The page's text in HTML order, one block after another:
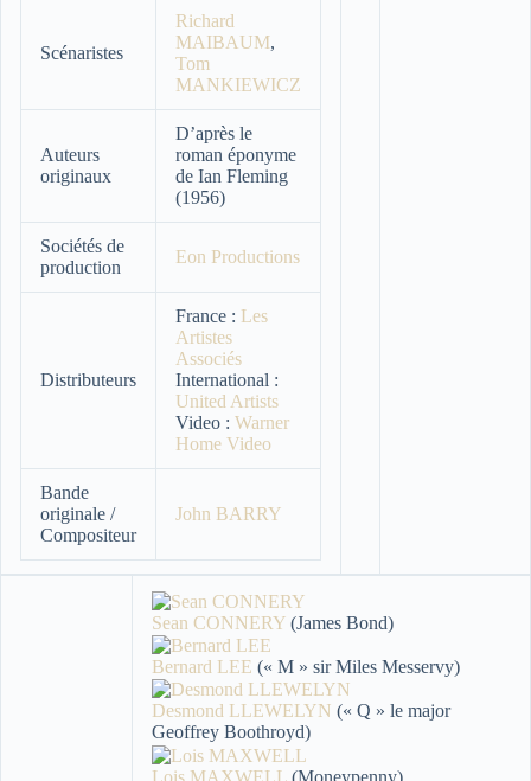
Scénaristes
Richard
MAIBAUM,
Tom
MANKIEWICZ
Auteurs
originaux
D’après le
roman éponyme
de Ian Fleming
(1956)
Sociétés de
production
Eon Productions
Distributeurs
France : Les
Artistes
Associés
International :
United Artists
Video : Warner
Home Video
Bande
originale /
Compositeur
John BARRY
Sean CONNERY (James Bond)
Bernard LEE (« M » sir Miles Messervy)
Desmond LLEWELYN (« Q » le major
Geoffrey Boothroyd)
Lois MAXWELL (Moneypenny)